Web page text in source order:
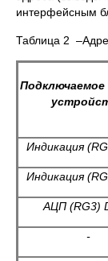
интерфейсным
Таблица 2
Подключаемое
Индикация (
Индикация (
АЦП (RG3)
-